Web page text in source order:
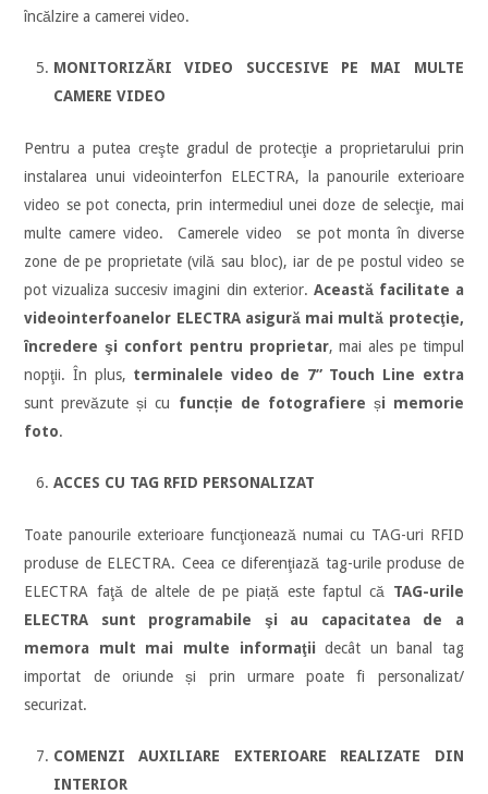
încălzire a camerei video.
MONITORIZĂRI VIDEO SUCCESIVE PE MAI MULTE
CAMERE VIDEO
Pentru a putea creşte gradul de protecţie a proprietarului prin
instalarea unui videointerfon ELECTRA, la panourile exterioare
video se pot conecta, prin intermediul unei doze de selecţie, mai
multe camere video. Camerele video se pot monta în diverse
zone de pe proprietate (vilă sau bloc), iar de pe postul video se
pot vizualiza succesiv imagini din exterior. Această facilitate a
videointerfoanelor ELECTRA asigură mai multă protecţie,
încredere şi confort pentru proprietar, mai ales pe timpul
nopţii. În plus, terminalele video de 7” Touch Line extra
sunt prevăzute și cu funcție de fotografiere și memorie
foto.
ACCES CU TAG RFID PERSONALIZAT
Toate panourile exterioare funcţionează numai cu TAG-uri RFID
produse de ELECTRA. Ceea ce diferenţiază tag-urile produse de
ELECTRA faţă de altele de pe piață este faptul că TAG-urile
ELECTRA sunt programabile şi au capacitatea de a
memora mult mai multe informaţii decât un banal tag
importat de oriunde și prin urmare poate fi personalizat/
securizat.
COMENZI AUXILIARE EXTERIOARE REALIZATE DIN
INTERIOR